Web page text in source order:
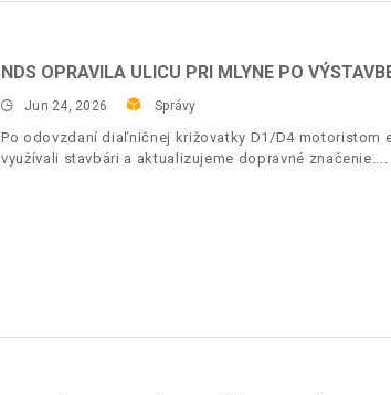
NDS OPRAVILA ULICU PRI MLYNE PO
Jun 24, 2026 Správy
Po odovzdaní diaľničnej križovatky D1/D4
využívali stavbári a aktualizujeme dopravné značenie.